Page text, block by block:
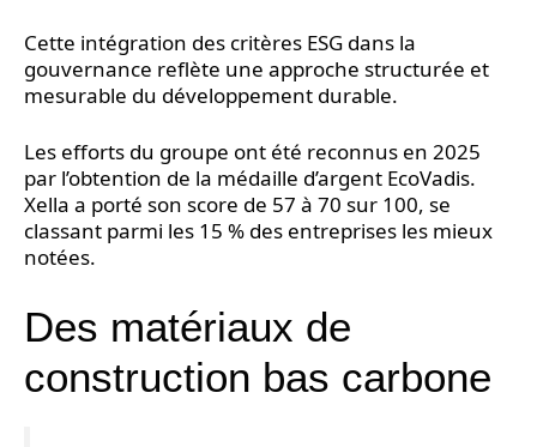
Cette intégration des critères ESG dans la
gouvernance reflète une approche structurée et
mesurable du développement durable.
Les efforts du groupe ont été reconnus en 2025
par l’obtention de la médaille d’argent EcoVadis.
Xella a porté son score de 57 à 70 sur 100, se
classant parmi les 15 % des entreprises les mieux
notées.
Des matériaux de
construction bas carbone